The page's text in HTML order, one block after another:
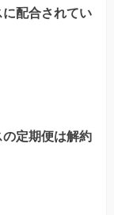
配合されてい
定期便は解約